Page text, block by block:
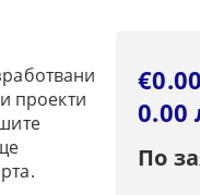
проекти
€0.00
0.00
По